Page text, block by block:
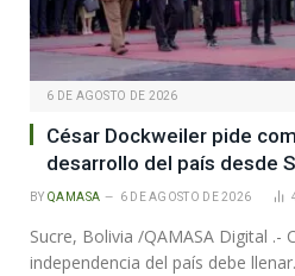
6 DE AGOSTO DE 2026
César Dockweiler pide
desarrollo del país desde
BY QAMASA 6 DE AGOSTO DE 2026
Sucre, Bolivia /QAMASA Digital .-
independencia del país debe